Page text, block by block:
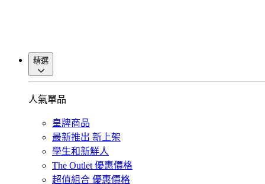
精選
人氣單品
皇牌商品
最新推出 新上架
學生和新鮮人
The Outlet 優惠價格
超值組合 優惠價格